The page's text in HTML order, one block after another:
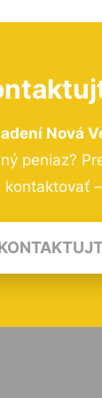
Nová
peniaz?
kontaktovať